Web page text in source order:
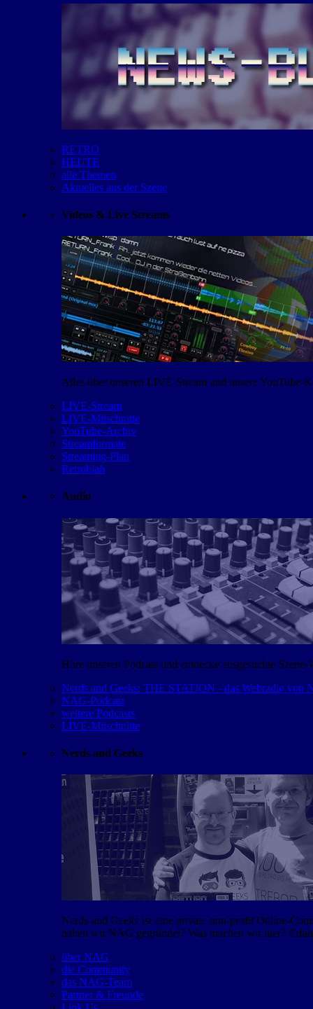
RETRO
HEUTE
alle Themen
Aktuelles aus der Szene
Videos & Live Streams
Alles über unseren LIVE-Stream und unsere YouTube-
LIVE-Stream
LIVE-Mitschnitte
YouTube-Archiv
Streamformate
Streaming-Plan
Retroblah
Audio
Höre unseren Podcast und entdecke ausgesuchte Szene-
Nerds and Geeks: THE STATION - das Webradio von
NAG-Podcast
weitere Podcasts
LIVE-Mitschnitte
Nerds and Geeks
Nerds and Geeks ist eine private non-profit Online-
haben wir NAG gegründet? Was machen wir hier?
über NAG
die Community
das NAG-Team
Partner & Freunde